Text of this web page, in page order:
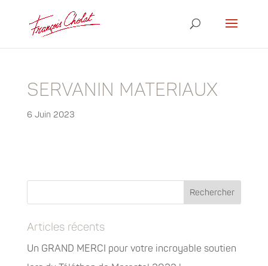
SERVANIN MATERIAUX
6 Juin 2023
Articles récents
Un GRAND MERCI pour votre incroyable soutien